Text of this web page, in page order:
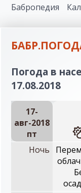
Бабропедия
Погода в
17.08.2018
17-
авг-2018
пт
Ночь